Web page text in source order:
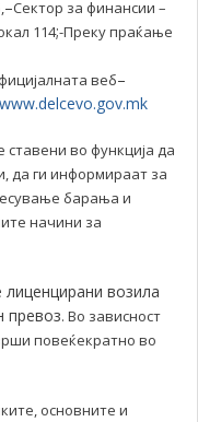
–Сектор за финансии –
114;-Преку праќање
веб–
www.delcevo.gov.mk
ставени во функција да
да ги информираат за
барања и
начини за
лиценцирани возила
превоз. Во зависност
повеќекратно во
основните и